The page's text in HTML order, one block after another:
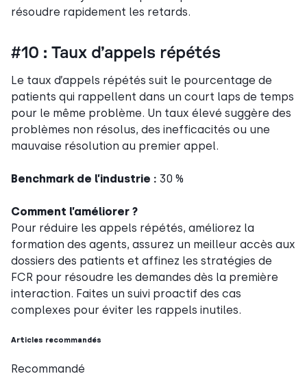
résoudre rapidement les retards.
#10 : Taux d’appels répétés
Le taux d’appels répétés suit le pourcentage de
patients qui rappellent dans un court laps de temps
pour le même problème. Un taux élevé suggère des
problèmes non résolus, des inefficacités ou une
mauvaise résolution au premier appel.
Benchmark de l’industrie : 30 %
Comment l’améliorer ?
Pour réduire les appels répétés, améliorez la
formation des agents, assurez un meilleur accès aux
dossiers des patients et affinez les stratégies de
FCR pour résoudre les demandes dès la première
interaction. Faites un suivi proactif des cas
complexes pour éviter les rappels inutiles.
Articles recommandés
Recommandé